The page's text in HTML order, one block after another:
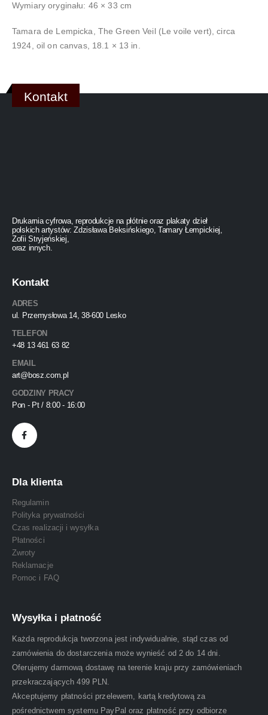
Wymiary oryginału: 46 × 33 cm
Tamara de Lempicka, The Green Veil (Le voile vert), circa
1924, oil on canvas, 18.1 × 13 in.
Kontakt
Drukarnia cyfrowa, reprodukcje na płótnie oraz plakaty dzieł
polskich artystów: Zdzisława Beksińskiego, Tamary Łempickiej,
Zofii Stryjeńskiej,
oraz innych.
Kontakt
ADRES
ul. Przemysłowa 14, 38-600 Lesko
TELEFON
+48 13 461 63 82
EMAIL
art@bosz.com.pl
GODZINY PRACY
Pon - Pt / 8:00 - 16:00
Dla klienta
Regulamin
Polityka prywatności
Czas realizacji i wysyłka
Płatności
Zwroty
Reklamacje
Pomoc i FAQ
Wysyłka i płatność
Każda reprodukcja tworzona jest indywidualnie, stąd czas od
zamówienia do dostarczenia może wynieść od 2 do 14 dni.
Oferujemy darmową dostawę na terenie kraju przy zamówieniach
przekraczających 499 PLN.
Akceptujemy płatności przelewem, kartą kredytową za
pośrednictwem systemu PayPal oraz płatność przy odbiorze